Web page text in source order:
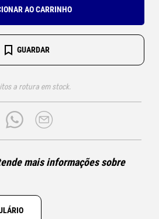
AO CARRINHO
GUARDAR
a rotura em stock.
mais informações sobre